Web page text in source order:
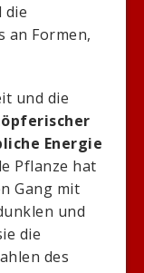
die
an Formen,
und die
Energie
Pflanze hat
Gang mit
und
die
des